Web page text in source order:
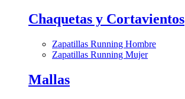
Chaquetas y Cortavientos
Zapatillas Running Hombre
Zapatillas Running Mujer
Mallas